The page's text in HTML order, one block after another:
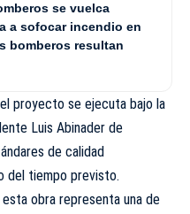
se vuelca
a sofocar incendio en
bomberos resultan
proyecto se ejecuta bajo la
Luis Abinader de
de calidad
del tiempo previsto.
obra representa una de